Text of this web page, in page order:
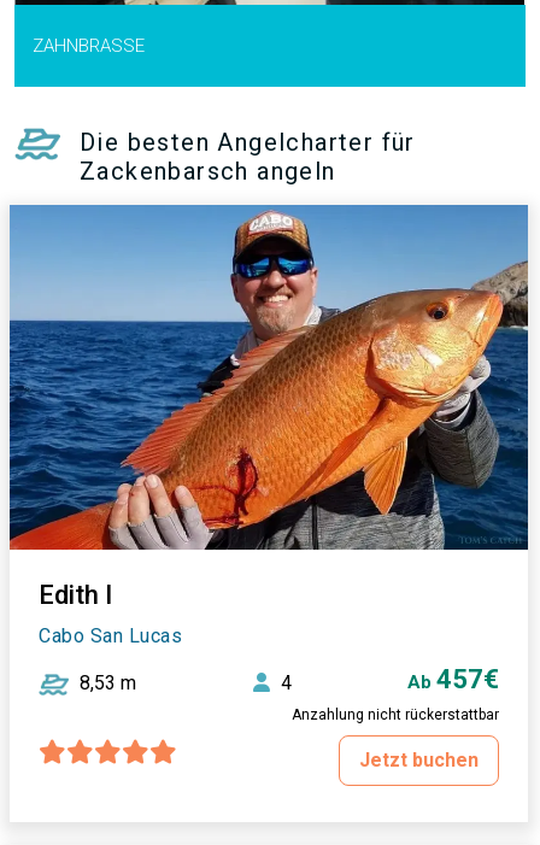
ZAHNBRASSE
Die besten Angelcharter für
Zackenbarsch angeln
Edith I
Cabo San Lucas
8,53 m 4 Ab 457€
Anzahlung nicht rückerstattbar
Jetzt buchen